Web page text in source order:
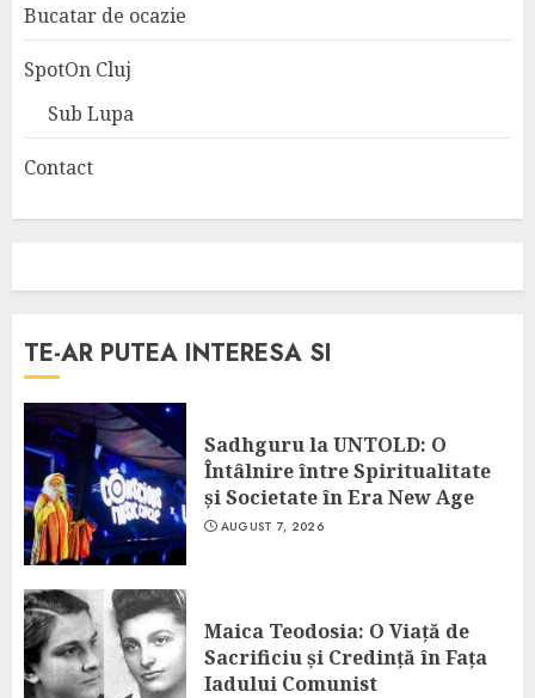
Bucatar de ocazie
SpotOn Cluj
Sub Lupa
Contact
TE-AR PUTEA INTERESA SI
Sadhguru la UNTOLD: O
Întâlnire între Spiritualitate
și Societate în Era New Age
AUGUST 7, 2026
Maica Teodosia: O Viață de
Sacrificiu și Credință în Fața
Iadului Comunist